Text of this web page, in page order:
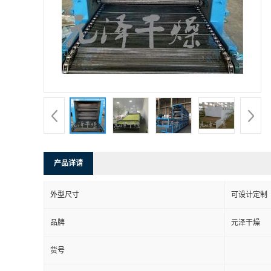
产品详请
外型尺寸 可设计定制
品牌 元泽干燥
货号